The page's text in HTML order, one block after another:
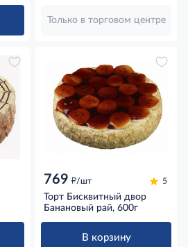
Только в торговом центре
769 д/шт 5
Торт Бисквитный двор
Банановый рай, 600г
В корзину